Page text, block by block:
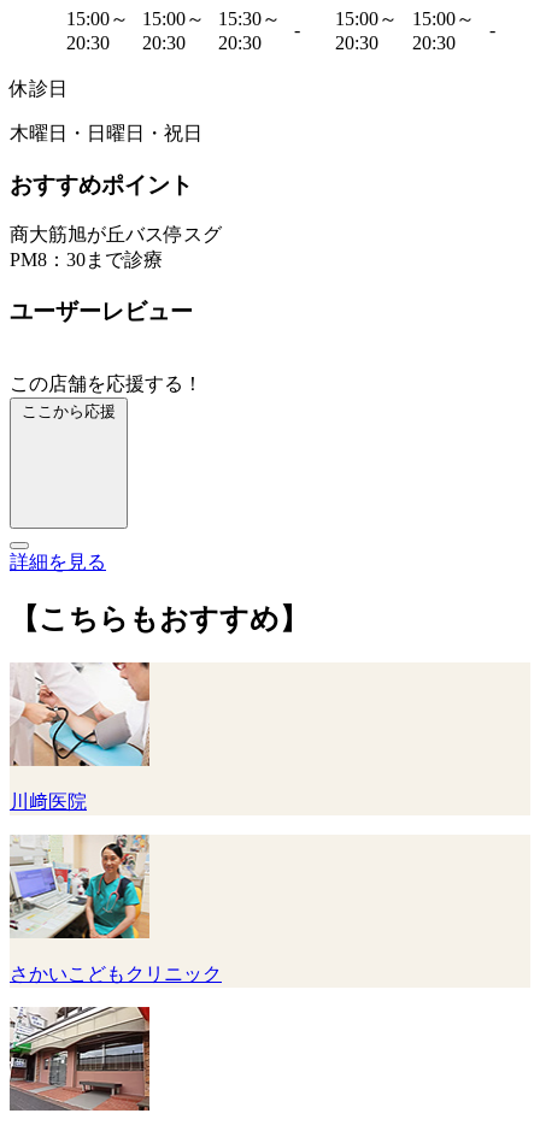
15:00～
20:30
15:00～
20:30
15:30～
20:30
-
15:00～
20:30
15:00～
20:30
-
休診日
木曜日・日曜日・祝日
おすすめポイント
商大筋旭が丘バス停スグ
PM8：30まで診療
ユーザーレビュー
この店舗を応援する！
ここから応援
詳細を見る
【こちらもおすすめ】
川﨑医院
さかいこどもクリニック